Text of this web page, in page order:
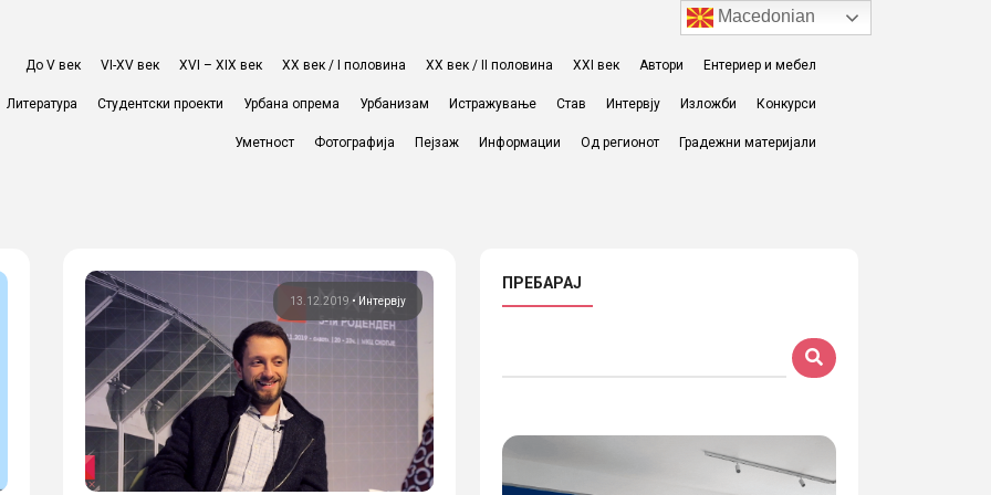
До V век VI-XV век XVI – XIX век ХХ век / I половина ХХ век / II половина XXI век Автори Ентериер и мебел
Литература Студентски проекти Урбана опрема Урбанизам Истражување Став Интервју Изложби Конкурси
Уметност Фотографија Пејзаж Информации Од регионот Градежни материјали
13.12.2019 • Интервју
ПРЕБАРАЈ
Macedonian